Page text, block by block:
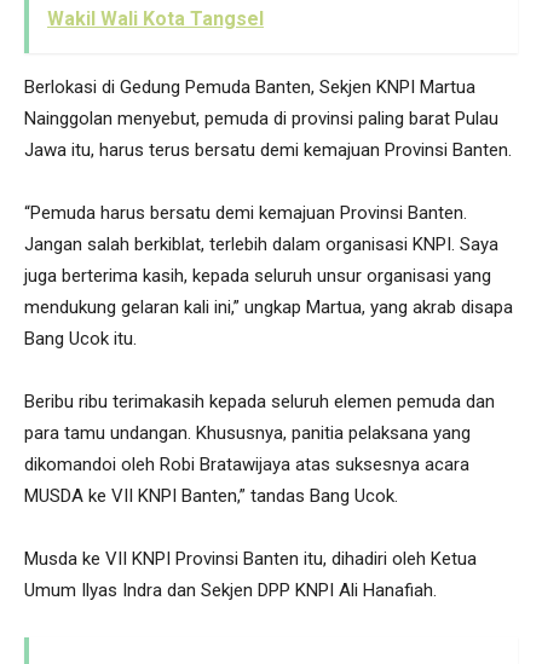
Wakil Wali Kota Tangsel
Berlokasi di Gedung Pemuda Banten, Sekjen KNPI Martua
Nainggolan menyebut, pemuda di provinsi paling barat Pulau
Jawa itu, harus terus bersatu demi kemajuan Provinsi Banten.
“Pemuda harus bersatu demi kemajuan Provinsi Banten.
Jangan salah berkiblat, terlebih dalam organisasi KNPI. Saya
juga berterima kasih, kepada seluruh unsur organisasi yang
mendukung gelaran kali ini,” ungkap Martua, yang akrab disapa
Bang Ucok itu.
Beribu ribu terimakasih kepada seluruh elemen pemuda dan
para tamu undangan. Khususnya, panitia pelaksana yang
dikomandoi oleh Robi Bratawijaya atas suksesnya acara
MUSDA ke VII KNPI Banten,” tandas Bang Ucok.
Musda ke VII KNPI Provinsi Banten itu, dihadiri oleh Ketua
Umum Ilyas Indra dan Sekjen DPP KNPI Ali Hanafiah.